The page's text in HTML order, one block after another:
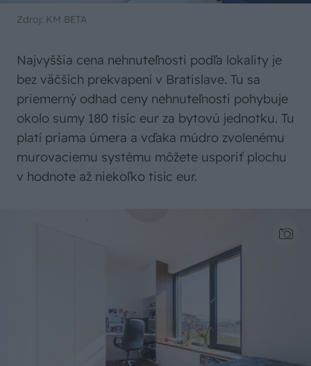
Zdroj: KM BETA
Najvyššia cena nehnuteľnosti podľa lokality je
bez väčších prekvapení v Bratislave. Tu sa
priemerný odhad ceny nehnuteľnosti pohybuje
okolo sumy 180 tisíc eur za bytovú jednotku. Tu
platí priama úmera a vďaka múdro zvolenému
murovaciemu systému môžete usporiť plochu
v hodnote až niekoľko tisíc eur.